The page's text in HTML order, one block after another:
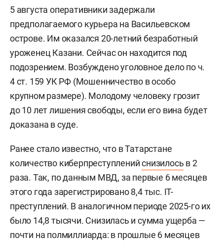
5 августа оперативники задержали
предполагаемого курьера на Васильевском
острове. Им оказался 20-летний безработный
уроженец Казани. Сейчас он находится под
подозрением. Возбуждено уголовное дело по ч.
4 ст. 159 УК РФ (Мошенничество в особо
крупном размере). Молодому человеку грозит
до 10 лет лишения свободы, если его вина будет
доказана в суде.
Ранее стало известно, что в Татарстане
количество киберпреступленийснизилось в 2
раза. Так, по данным МВД, за первые 6 месяцев
этого года зарегистрировано 8,4 тыс. IT-
преступлений. В аналогичном периоде 2025-го их
было 14,8 тысячи. Снизилась и сумма ущерба —
почти на полмиллиарда: в прошлые 6 месяцев